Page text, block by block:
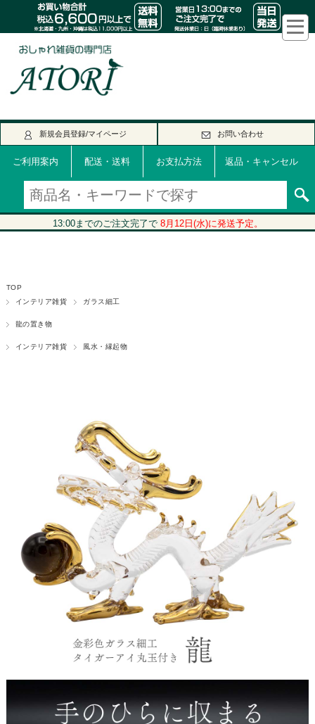
新規会員登録/マイページ お問い合わせ
ご利用案内 配送・送料 お支払方法 返品・キャンセル
TOP
インテリア雑貨
ガラス細工
龍の置き物
インテリア雑貨 風水・縁起物